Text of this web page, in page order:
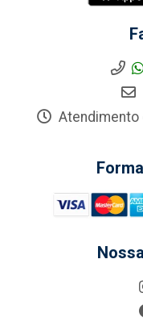
Atendimento